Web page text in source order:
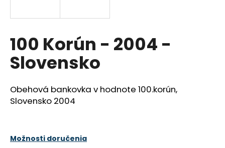
100 Korún - 2004 -
Slovensko
Obehová bankovka v hodnote 100.korún,
Slovensko 2004
Možnosti doručenia
s
ť
?